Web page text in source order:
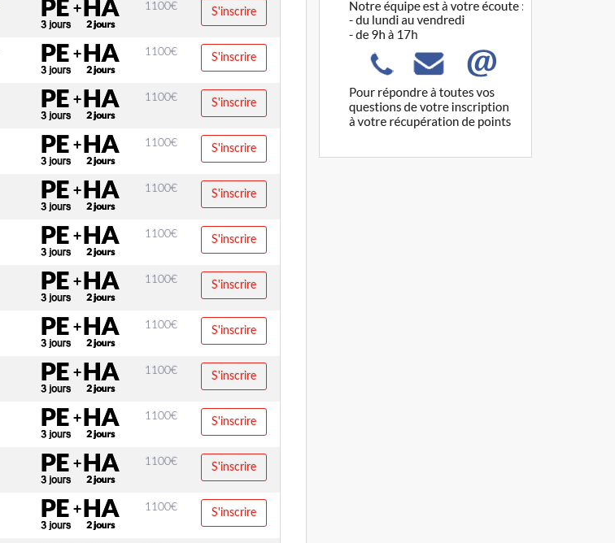
1100€ S'inscrire
1100€ S'inscrire
1100€ S'inscrire
1100€ S'inscrire
1100€ S'inscrire
1100€ S'inscrire
1100€ S'inscrire
1100€ S'inscrire
1100€ S'inscrire
1100€ S'inscrire
1100€ S'inscrire
1100€ S'inscrire